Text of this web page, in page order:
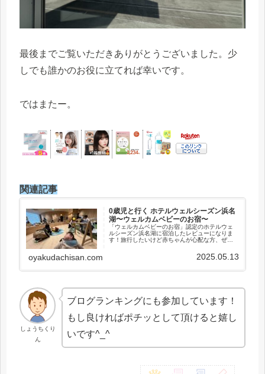
最後までご覧いただきありがとうございました。少
しでも誰かのお役に立てれば幸いです。
ではまたー。
関連記事
0歳児と行く ホテルウェルシーズン浜名
湖〜ウェルカムベビーのお宿〜
「ウェルカムベビーのお宿」認定のホテルウェ
ルシーズン浜名湖に宿泊したレビューになりま
す！旅行したいけど赤ちゃんが心配な方、ぜひ
oyakudachisan.com 2025.05.13
しょうちくり
ん
ブログランキングにも参加しています！
もし良ければポチッとして頂けると嬉し
いです^_^